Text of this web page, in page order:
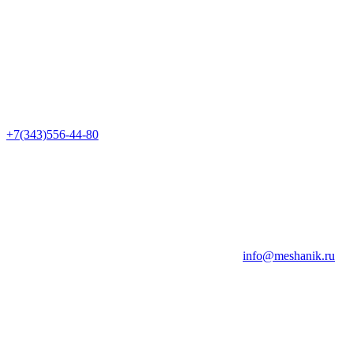
+7(343)556-44-80
info@meshanik.ru